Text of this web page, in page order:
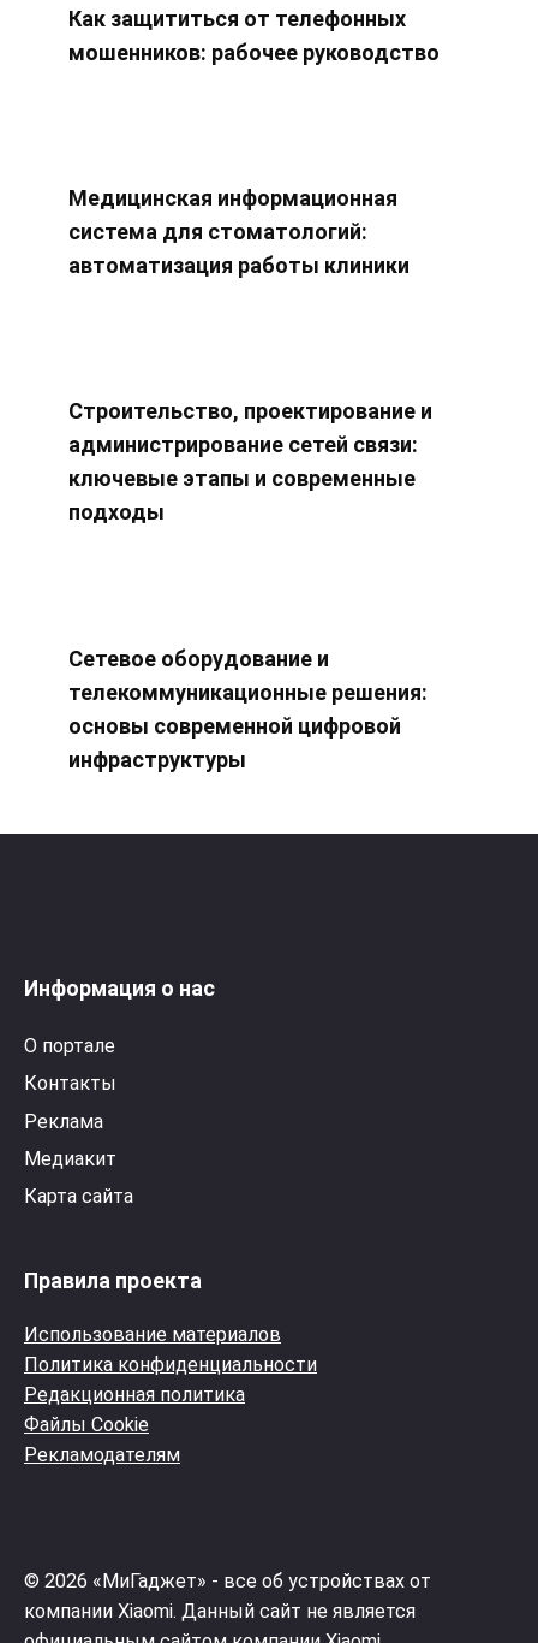
Как защититься от телефонных
мошенников: рабочее руководство
Медицинская информационная
система для стоматологий:
автоматизация работы клиники
Строительство, проектирование и
администрирование сетей связи:
ключевые этапы и современные
подходы
Сетевое оборудование и
телекоммуникационные решения:
основы современной цифровой
инфраструктуры
Информация о нас
О портале
Контакты
Реклама
Медиакит
Карта сайта
Правила проекта
Использование материалов
Политика конфиденциальности
Редакционная политика
Файлы Cookie
Рекламодателям
© 2026 «МиГаджет» - все об устройствах от
компании Xiaomi. Данный сайт не является